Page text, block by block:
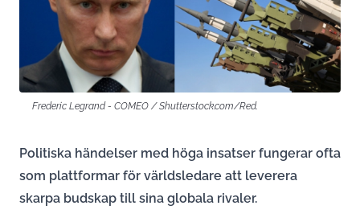
Frederic Legrand - COMEO / Shutterstock.com/Red.
Politiska händelser med höga insatser fungerar ofta
som plattformar för världsledare att leverera
skarpa budskap till sina globala rivaler.